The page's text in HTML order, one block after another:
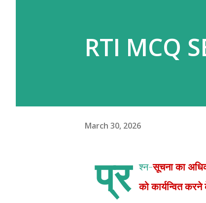
RTI MCQ
March 30, 2026
प्र श्न-सूचना का
को कार्यन्वित